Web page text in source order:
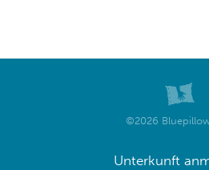
©2026
Unterkunft